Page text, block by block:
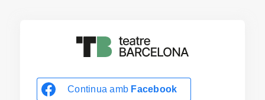
Continua amb Facebook